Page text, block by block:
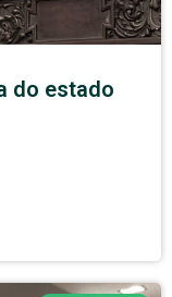
do estado